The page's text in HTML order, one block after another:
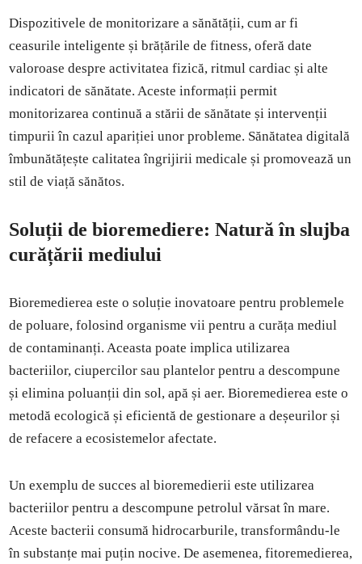
Dispozitivele de monitorizare a sănătății, cum ar fi
ceasurile inteligente și brățările de fitness, oferă date
valoroase despre activitatea fizică, ritmul cardiac și alte
indicatori de sănătate. Aceste informații permit
monitorizarea continuă a stării de sănătate și intervenții
timpurii în cazul apariției unor probleme. Sănătatea digitală
îmbunătățește calitatea îngrijirii medicale și promovează un
stil de viață sănătos.
Soluții de bioremediere: Natură în slujba
curățării mediului
Bioremedierea este o soluție inovatoare pentru problemele
de poluare, folosind organisme vii pentru a curăța mediul
de contaminanți. Aceasta poate implica utilizarea
bacteriilor, ciupercilor sau plantelor pentru a descompune
și elimina poluanții din sol, apă și aer. Bioremedierea este o
metodă ecologică și eficientă de gestionare a deșeurilor și
de refacere a ecosistemelor afectate.
Un exemplu de succes al bioremedierii este utilizarea
bacteriilor pentru a descompune petrolul vărsat în mare.
Aceste bacterii consumă hidrocarburile, transformându-le
în substanțe mai puțin nocive. De asemenea, fitoremedierea,